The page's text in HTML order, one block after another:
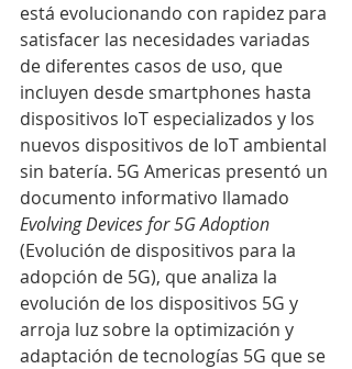
está evolucionando con rapidez para
satisfacer las necesidades variadas
de diferentes casos de uso, que
incluyen desde smartphones hasta
dispositivos IoT especializados y los
nuevos dispositivos de IoT ambiental
sin batería. 5G Americas presentó un
documento informativo llamado
Evolving Devices for 5G Adoption
(Evolución de dispositivos para la
adopción de 5G), que analiza la
evolución de los dispositivos 5G y
arroja luz sobre la optimización y
adaptación de tecnologías 5G que se